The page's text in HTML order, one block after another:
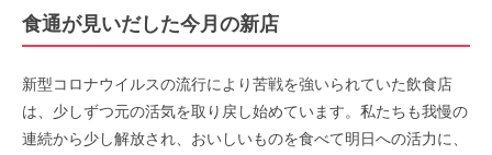
食通が見いだした今月の新店
新型コロナウイルスの流行により苦戦を強いられていた飲食店
は、少しずつ元の活気を取り戻し始めています。私たちも我慢の
連続から少し解放され、おいしいものを食べて明日への活力に、